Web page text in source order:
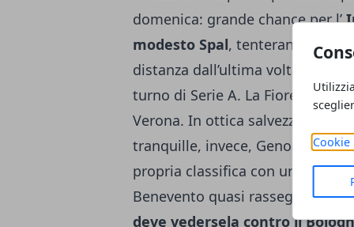
Cookie
domenica: grande chance per l’
modesto Spal, tenteranno di
distanza dall’ultima volta.
turno di Serie A. La Fiorentina
Verona. In ottica salvezza,
tranquille, invece, Genoa e
propria classifica con una
Benevento quasi rassegnato
deve vedersela contro il